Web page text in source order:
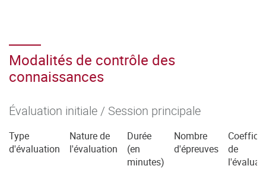
Modalités de contrôle des
connaissances
Évaluation initiale / Session principale
Type
d'évaluation
Nature de
l'évaluation
Durée
(en
minutes)
Nombre
d'épreuves
de